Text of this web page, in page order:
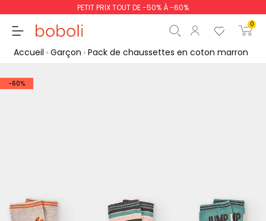
PETIT PRIX TOUT DE -50% À -60%
0
Accueil Garçon Pack de chaussettes en coton marron
-60%